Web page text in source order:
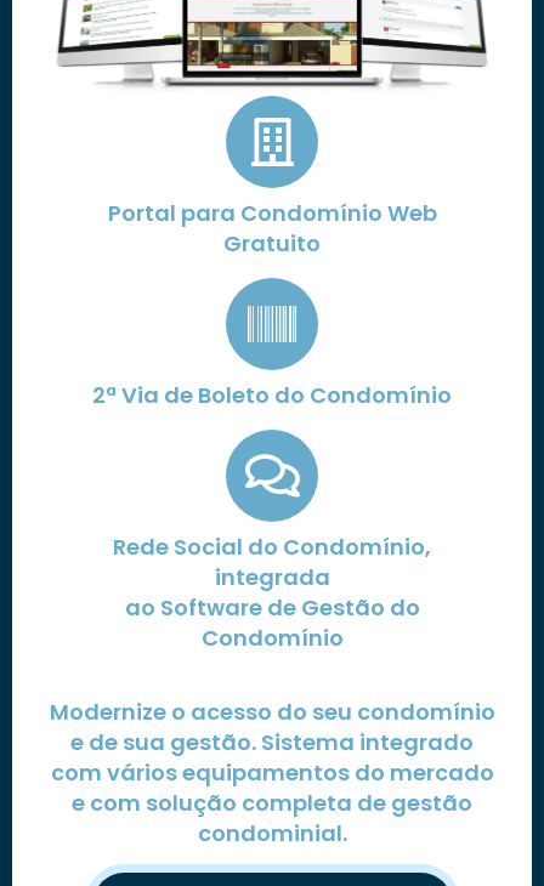
Portal para Condomínio Web
Gratuito
2ª Via de Boleto do Condomínio
Rede Social do Condomínio,
integrada
ao Software de Gestão do
Condomínio
Modernize o acesso do seu condomínio
e de sua gestão. Sistema integrado
com vários equipamentos do mercado
e com solução completa de gestão
condominial.